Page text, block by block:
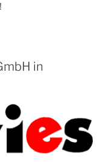
in